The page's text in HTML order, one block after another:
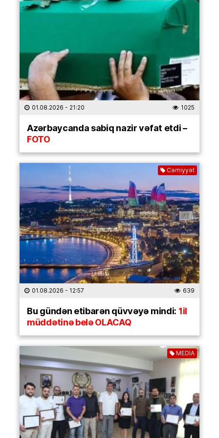
01.08.2026 - 21:20 1025
Azərbaycanda sabiq nazir vəfat etdi –
FOTO
Cəmiyyət
01.08.2026 - 12:57 639
Bu gündən etibarən qüvvəyə mindi: 1il
müddətinə belə OLACAQ
MEDİA